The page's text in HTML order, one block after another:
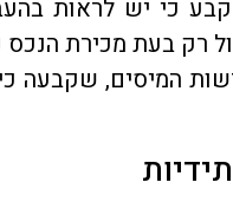
כי יש לראות
רק בעת מכירת
המיסים, שקבעה